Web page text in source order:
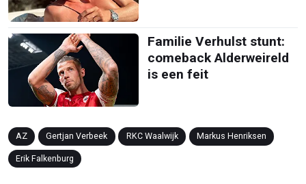
Familie Verhulst stunt:
comeback Alderweireld
is een feit
AZ Gertjan Verbeek RKC Waalwijk Markus Henriksen
Erik Falkenburg